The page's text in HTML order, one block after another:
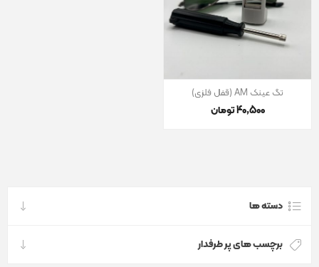
تگ عینک AM (قفل فلزی)
40٬500 تومان
دسته ها
برچسب های پر طرفدار